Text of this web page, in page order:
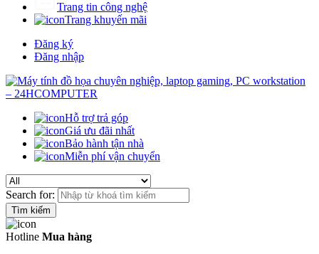
Trang tin công nghệ
Trang khuyến mãi
Đăng ký
Đăng nhập
Hỗ trợ trả góp
Giá ưu đãi nhất
Bảo hành tận nhà
Miễn phí vận chuyển
Search for:
Hotline Mua hàng